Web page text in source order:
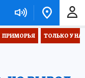
ПРИМОРЬЯ ТОЛЬКО У